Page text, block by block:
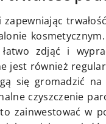
zdjąć i
jest również
się gromadzić
czyszczenie
zainwestować w